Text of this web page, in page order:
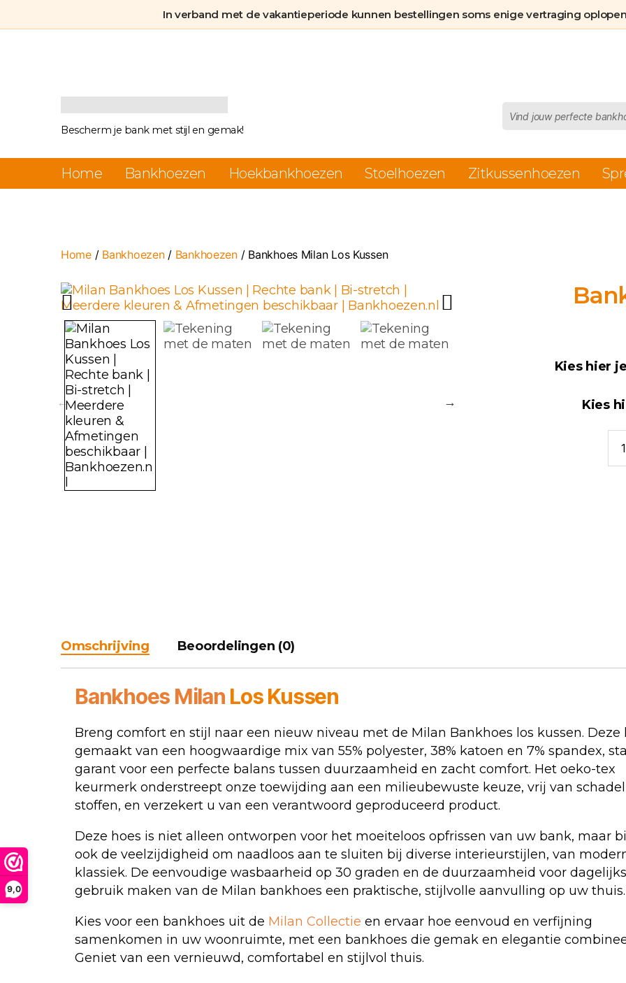
9,0
In verband met de vakantieperiode kunnen bestellingen soms enige vertraging
Bankhoezen.nl
Bescherm je bank met stijl en gemak!
zoeken
Home Bankhoezen Hoekbankhoezen Stoelhoezen Zitkussenhoezen
Home/ Bankhoezen/ Bankhoezen/ Bankhoes Milan Los Kussen
Kies hier
Kies
Los
Omschrijving Beoordelingen (0)
Bankhoes Milan Los Kussen
Breng comfort en stijl naar een nieuw niveau met de Milan Bankhoes los kussen. Deze
gemaakt van een hoogwaardige mix van 55% polyester, 38% katoen en 7% spandex,
garant voor een perfecte balans tussen duurzaamheid en zacht comfort. Het oeko-tex
keurmerk onderstreept onze toewijding aan een milieubewuste keuze, vrij van
stoffen, en verzekert u van een verantwoord geproduceerd product.
Deze hoes is niet alleen ontworpen voor het moeiteloos opfrissen van uw bank, maar
ook de veelzijdigheid om naadloos aan te sluiten bij diverse interieurstijlen, van
klassiek. De eenvoudige wasbaarheid op 30 graden en de duurzaamheid voor dagelijks
gebruik maken van de Milan bankhoes een praktische, stijlvolle aanvulling op uw thuis.
Kies voor een bankhoes uit de Milan Collectie en ervaar hoe eenvoud en verfijning
samenkomen in uw woonruimte, met een bankhoes die gemak en elegantie
Geniet van een vernieuwd, comfortabel en stijlvol thuis.
aantal